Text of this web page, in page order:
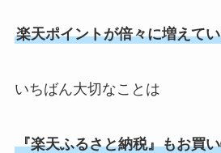
楽天ポイントが倍々に増えて
いちばん大切なことは
『楽天ふるさと納税』もお買